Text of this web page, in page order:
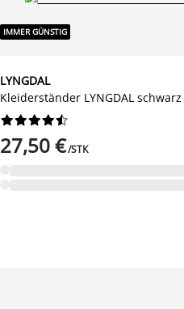
IMMER GÜNSTIG
LYNGDAL
Kleiderständer LYNGDAL schwarz






27,50 €/STK